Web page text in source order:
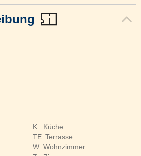
K
Küche
TE Terrasse
W Wohnzimmer